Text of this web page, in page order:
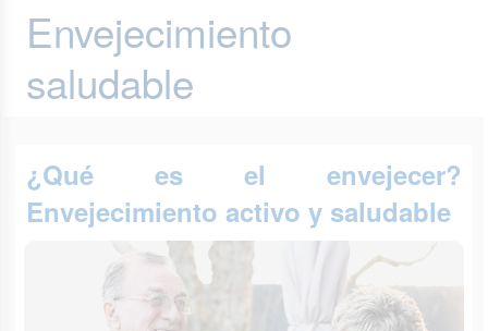
Envejecimiento
saludable
¿Qué es el envejecer?
Envejecimiento activo y saludable